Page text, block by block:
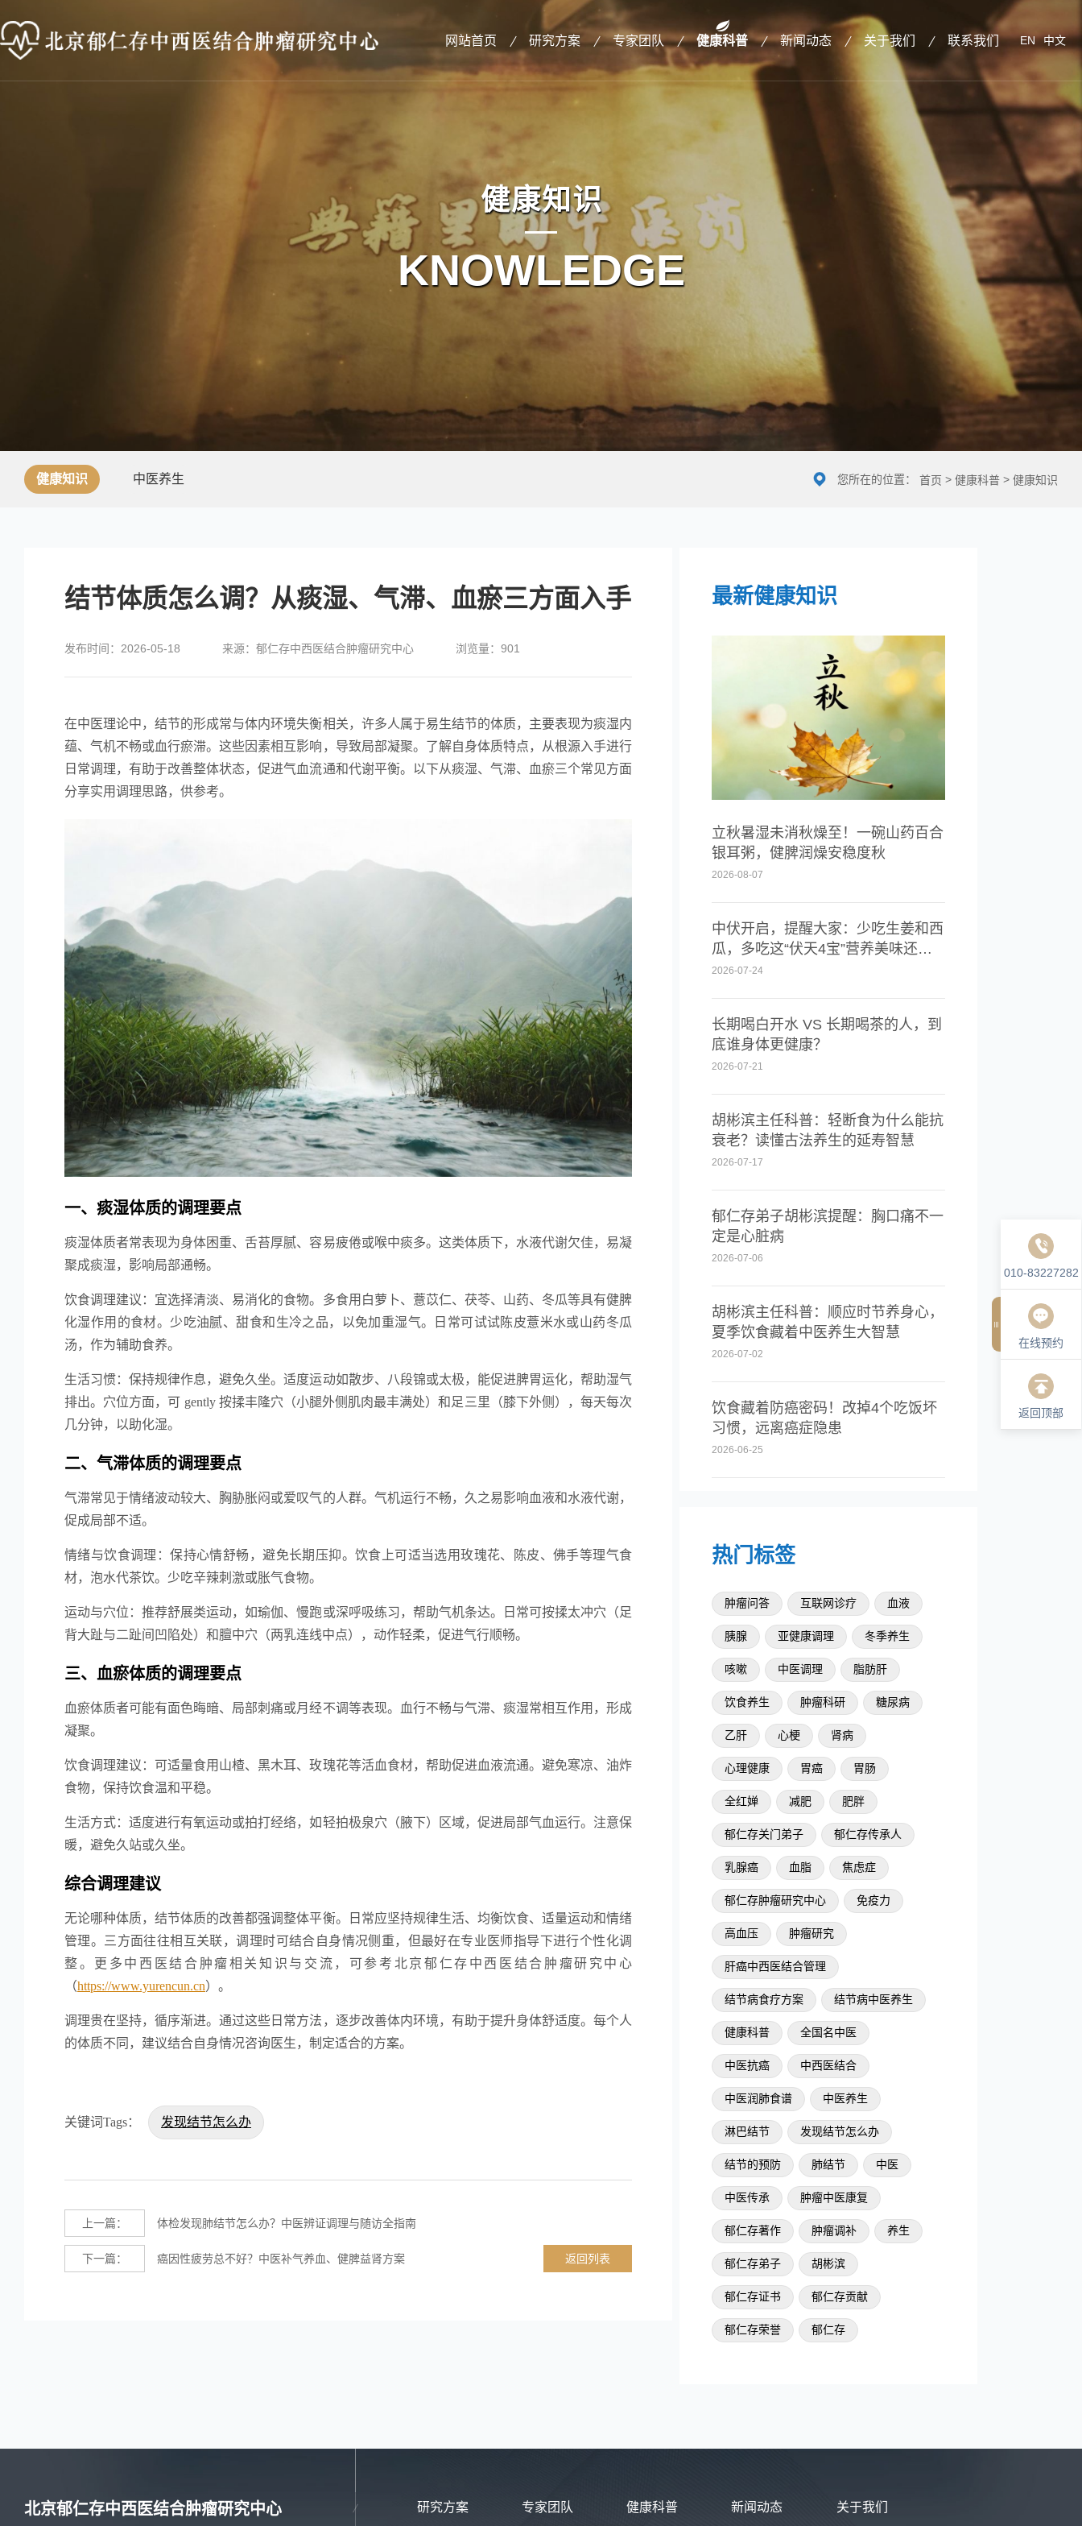
网站首页 研究方案 专家团队 健康科普 新闻动态 关于我们 联系我们 EN 中文
010-83227282
在线预约
返回顶部
健康知识
KNOWLEDGE
健康知识 中医养生 您所在的位置： 首页 > 健康科普 > 健康知识
结节体质怎么调？从痰湿、气滞、血瘀三方面入手
发布时间：2026-05-18 来源：郁仁存中西医结合肿瘤研究中心 浏览量： 901
在中医理论中，结节的形成常与体内环境失衡相关，许多人属于易生结节的体质，主要表现为痰湿内
蕴、气机不畅或血行瘀滞。这些因素相互影响，导致局部凝聚。了解自身体质特点，从根源入手进行
日常调理，有助于改善整体状态，促进气血流通和代谢平衡。以下从痰湿、气滞、血瘀三个常见方面
分享实用调理思路，供参考。
一、痰湿体质的调理要点
痰湿体质者常表现为身体困重、舌苔厚腻、容易疲倦或喉中痰多。这类体质下，水液代谢欠佳，易凝
聚成痰湿，影响局部通畅。
饮食调理建议：宜选择清淡、易消化的食物。多食用白萝卜、薏苡仁、茯苓、山药、冬瓜等具有健脾
化湿作用的食材。少吃油腻、甜食和生冷之品，以免加重湿气。日常可试试陈皮薏米水或山药冬瓜
汤，作为辅助食养。
生活习惯：保持规律作息，避免久坐。适度运动如散步、八段锦或太极，能促进脾胃运化，帮助湿气
排出。穴位方面，可 gently 按揉丰隆穴（小腿外侧肌肉最丰满处）和足三里（膝下外侧），每天每次
几分钟，以助化湿。
二、气滞体质的调理要点
气滞常见于情绪波动较大、胸胁胀闷或爱叹气的人群。气机运行不畅，久之易影响血液和水液代谢，
促成局部不适。
情绪与饮食调理：保持心情舒畅，避免长期压抑。饮食上可适当选用玫瑰花、陈皮、佛手等理气食
材，泡水代茶饮。少吃辛辣刺激或胀气食物。
运动与穴位：推荐舒展类运动，如瑜伽、慢跑或深呼吸练习，帮助气机条达。日常可按揉太冲穴（足
背大趾与二趾间凹陷处）和膻中穴（两乳连线中点），动作轻柔，促进气行顺畅。
三、血瘀体质的调理要点
血瘀体质者可能有面色晦暗、局部刺痛或月经不调等表现。血行不畅与气滞、痰湿常相互作用，形成
凝聚。
饮食调理建议：可适量食用山楂、黑木耳、玫瑰花等活血食材，帮助促进血液流通。避免寒凉、油炸
食物，保持饮食温和平稳。
生活方式：适度进行有氧运动或拍打经络，如轻拍极泉穴（腋下）区域，促进局部气血运行。注意保
暖，避免久站或久坐。
综合调理建议
无论哪种体质，结节体质的改善都强调整体平衡。日常应坚持规律生活、均衡饮食、适量运动和情绪
管理。三方面往往相互关联，调理时可结合自身情况侧重，但最好在专业医师指导下进行个性化调
整。更多中西医结合肿瘤相关知识与交流，可参考北京郁仁存中西医结合肿瘤研究中心
（https://www.yurencun.cn）。
调理贵在坚持，循序渐进。通过这些日常方法，逐步改善体内环境，有助于提升身体舒适度。每个人
的体质不同，建议结合自身情况咨询医生，制定适合的方案。
关键词Tags： 发现结节怎么办
上一篇： 体检发现肺结节怎么办？中医辨证调理与随访全指南
下一篇： 癌因性疲劳总不好？中医补气养血、健脾益肾方案 返回列表
最新健康知识
立秋暑湿未消秋燥至！一碗山药百合
银耳粥，健脾润燥安稳度秋
2026-08-07
中伏开启，提醒大家：少吃生姜和西
瓜，多吃这“伏天4宝”营养美味还消
暑
2026-07-24
长期喝白开水 VS 长期喝茶的人，到
底谁身体更健康？
2026-07-21
胡彬滨主任科普：轻断食为什么能抗
衰老？读懂古法养生的延寿智慧
2026-07-17
郁仁存弟子胡彬滨提醒：胸口痛不一
定是心脏病
2026-07-06
胡彬滨主任科普：顺应时节养身心，
夏季饮食藏着中医养生大智慧
2026-07-02
饮食藏着防癌密码！改掉4个吃饭坏
习惯，远离癌症隐患
2026-06-25
热门标签
肿瘤问答 互联网诊疗 血液
胰腺 亚健康调理 冬季养生
咳嗽 中医调理 脂肪肝
饮食养生 肿瘤科研 糖尿病
乙肝 心梗 肾病
心理健康 胃癌 胃肠
全红婵 减肥 肥胖
郁仁存关门弟子 郁仁存传承人
乳腺癌 血脂 焦虑症
郁仁存肿瘤研究中心 免疫力
高血压 肿瘤研究
肝癌中西医结合管理
结节病食疗方案 结节病中医养生
健康科普 全国名中医
中医抗癌 中西医结合
中医润肺食谱 中医养生
淋巴结节 发现结节怎么办
结节的预防 肺结节 中医
中医传承 肿瘤中医康复
郁仁存著作 肿瘤调补 养生
郁仁存弟子 胡彬滨
郁仁存证书 郁仁存贡献
郁仁存荣誉 郁仁存
研究方案 专家团队 健康科普 新闻动态 关于我们
北京郁仁存中西医结合肿瘤研究中心